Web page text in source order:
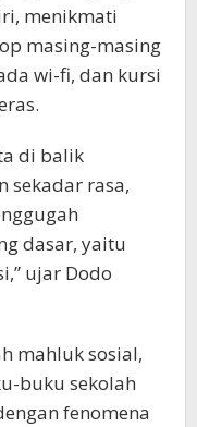
menikmati
masing-masing
wi-fi, dan kursi
di balik
sekadar rasa,
dasar, yaitu
ujar Dodo
mahluk sosial,
buku sekolah
fenomena